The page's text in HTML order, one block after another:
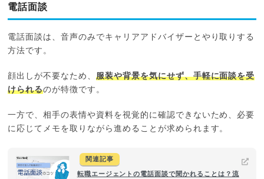
電話面談
電話面談は、音声のみでキャリアアドバイザーとやり取りする
方法です。
顔出しが不要なため、服装や背景を気にせず、手軽に面談を受
けられるのが特徴です。
一方で、相手の表情や資料を視覚的に確認できないため、必要
に応じてメモを取りながら進めることが求められます。
関連記事
転職エージェントの電話面談で聞かれることは？流